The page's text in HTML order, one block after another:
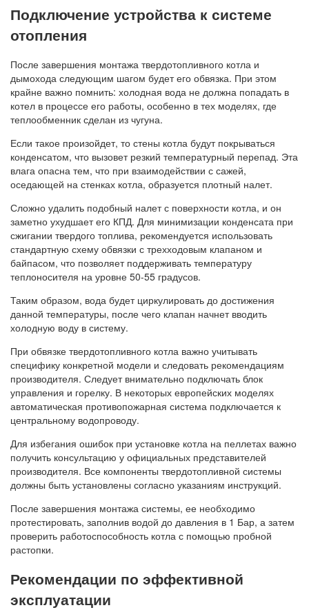
Подключение устройства к системе
отопления
После завершения монтажа твердотопливного котла и
дымохода следующим шагом будет его обвязка. При этом
крайне важно помнить: холодная вода не должна попадать в
котел в процессе его работы, особенно в тех моделях, где
теплообменник сделан из чугуна.
Если такое произойдет, то стены котла будут покрываться
конденсатом, что вызовет резкий температурный перепад. Эта
влага опасна тем, что при взаимодействии с сажей,
оседающей на стенках котла, образуется плотный налет.
Сложно удалить подобный налет с поверхности котла, и он
заметно ухудшает его КПД. Для минимизации конденсата при
сжигании твердого топлива, рекомендуется использовать
стандартную схему обвязки с трехходовым клапаном и
байпасом, что позволяет поддерживать температуру
теплоносителя на уровне 50-55 градусов.
Таким образом, вода будет циркулировать до достижения
данной температуры, после чего клапан начнет вводить
холодную воду в систему.
При обвязке твердотопливного котла важно учитывать
специфику конкретной модели и следовать рекомендациям
производителя. Следует внимательно подключать блок
управления и горелку. В некоторых европейских моделях
автоматическая противопожарная система подключается к
центральному водопроводу.
Для избегания ошибок при установке котла на пеллетах важно
получить консультацию у официальных представителей
производителя. Все компоненты твердотопливной системы
должны быть установлены согласно указаниям инструкций.
После завершения монтажа системы, ее необходимо
протестировать, заполнив водой до давления в 1 Бар, а затем
проверить работоспособность котла с помощью пробной
растопки.
Рекомендации по эффективной
эксплуатации